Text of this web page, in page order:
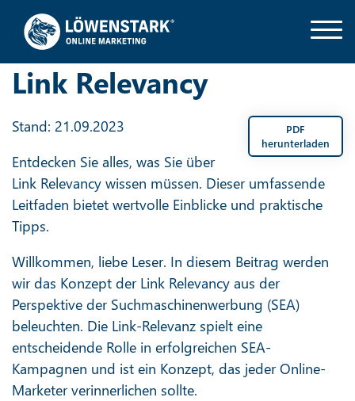
Link Relevancy
PDF
herunterladen
Stand: 21.09.2023
Entdecken Sie alles, was Sie über
Link Relevancy wissen müssen. Dieser umfassende
Leitfaden bietet wertvolle Einblicke und praktische
Tipps.
Willkommen, liebe Leser. In diesem Beitrag werden
wir das Konzept der Link Relevancy aus der
Perspektive der Suchmaschinenwerbung (SEA)
beleuchten. Die Link-Relevanz spielt eine
entscheidende Rolle in erfolgreichen SEA-
Kampagnen und ist ein Konzept, das jeder Online-
Marketer verinnerlichen sollte.